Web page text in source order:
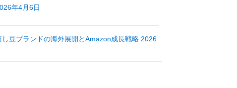
年4月6日
豆ブランドの海外展開とAmazon成長戦略 2026